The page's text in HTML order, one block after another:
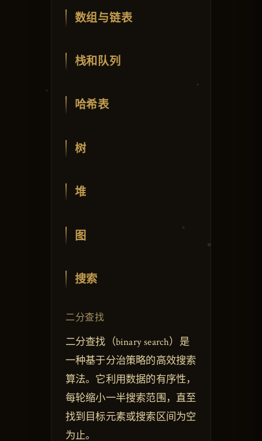
数组与链表
栈和队列
哈希表
树
堆
图
搜索
二分查找
二分查找（binary search）是
一种基于分治策略的高效搜索
算法。它利用数据的有序性，
每轮缩小一半搜索范围，直至
找到目标元素或搜索区间为空
为止。